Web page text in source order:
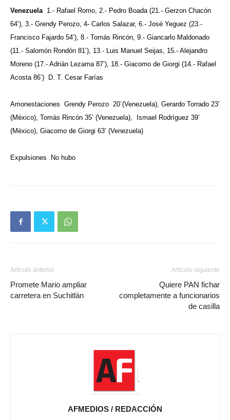
Venezuela1.- Rafael Romo, 2.- Pedro Boada (21.- Gerzon Chacón
64’), 3.- Grendy Perozo, 4- Carlos Salazar, 6.- José Yeguez (23.-
Francisco Fajardo 54’), 8.- Tomás Rincón, 9.- Giancarlo Maldonado
(11.- Salomón Rondón 81’), 13.- Luis Manuel Seijas, 15.- Alejandro
Moreno (17.- Adrián Lezama 87’), 18.- Giacomo de Giorgi (14.- Rafael
Acosta 86’) D. T. Cesar Farías
Amonestaciones Grendy Perozo 20´(Venezuela), Gerardo Torrado 23’
(México), Tomás Rincón 35’ (Venezuela), Ismael Rodríguez 39’
(México), Giacomo de Giorgi 63’ (Venezuela)
Expulsiones No hubo
Artículo anterior
Promete Mario ampliar
carretera en Suchitlán
Artículo siguiente
Quiere PAN fichar
completamente a funcionarios
de casilla
AFMEDIOS / REDACCIÓN